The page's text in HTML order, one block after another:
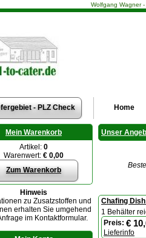
Wolfgang Wagner
- PLZ Check Home
Mein Warenkorb
Artikel: 0
Warenwert: € 0,00
Zum Warenkorb
Hinweis
zu Zusatzstoffen und
erhalten Sie umgehend
im Kontaktformular.
Unser
Chafing
1 Behälter
Preis: €
Lieferinfo